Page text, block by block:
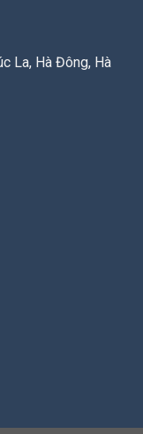
La, Hà Đông, Hà